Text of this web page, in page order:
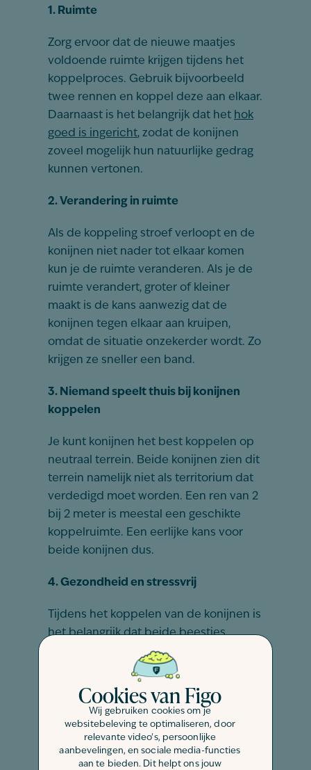
Cookies van Figo
Wij gebruiken cookies om je
websitebeleving te optimaliseren, door
relevante video's, persoonlijke
aanbevelingen, en sociale media-functies
aan te bieden. Dit helpt ons jouw
1. Ruimte
Zorg ervoor dat de nieuwe maatjes
voldoende ruimte krijgen tijdens het
koppelproces. Gebruik bijvoorbeeld
twee rennen en koppel deze aan elkaar.
Daarnaast is het belangrijk dat het hok
goed is ingericht, zodat de konijnen
zoveel mogelijk hun natuurlijke gedrag
kunnen vertonen.
2. Verandering in ruimte
Als de koppeling stroef verloopt en de
konijnen niet nader tot elkaar komen
kun je de ruimte veranderen. Als je de
ruimte verandert, groter of kleiner
maakt is de kans aanwezig dat de
konijnen tegen elkaar aan kruipen,
omdat de situatie onzekerder wordt. Zo
krijgen ze sneller een band.
3. Niemand speelt thuis bij konijnen
koppelen
Je kunt konijnen het best koppelen op
neutraal terrein. Beide konijnen zien dit
terrein namelijk niet als territorium dat
verdedigd moet worden. Een ren van 2
bij 2 meter is meestal een geschikte
koppelruimte. Een eerlijke kans voor
beide konijnen dus.
4. Gezondheid en stressvrij
Tijdens het koppelen van de konijnen is
het belangrijk dat beide beestjes
gezond en wel zijn. Gezonde konijnen
zijn vaker happy en meer op hun
gemak. Daarbij mogen konijnen
absoluut geen stress ervaren tijdens
het proces. Stress bij konijnen is erg
gevaarlijk. Vaak herken je stress aan
stampend konijn.